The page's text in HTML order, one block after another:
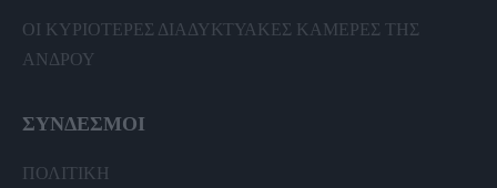
ΟΙ ΚΥΡΙΟΤΕΡΕΣ ΔΙΑΔΥΚΤΥΑΚΕΣ ΚΑΜΕΡΕΣ ΤΗΣ
ΑΝΔΡΟΥ
ΣΥΝΔΕΣΜΟΙ
ΠΟΛΙΤΙΚΗ